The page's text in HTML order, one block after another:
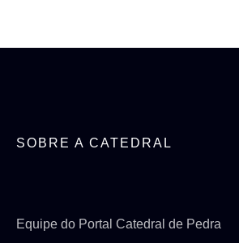
SOBRE A CATEDRAL
Equipe do Portal Catedral de Pedra